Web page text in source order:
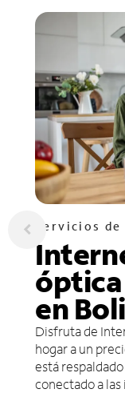
Servicios
en
Disfruta de
hogar a un
está
conectado a las